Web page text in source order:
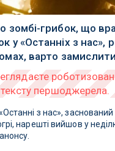
зомбі-грибок, що
у «Останніх з нас»,
варто
з нас», заснований
нарешті вийшов у